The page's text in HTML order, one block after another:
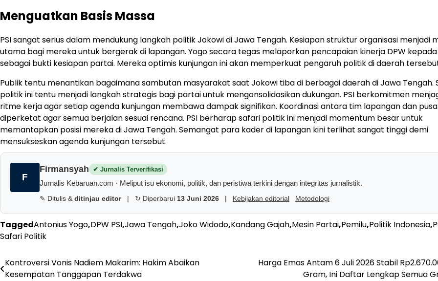
Menguatkan Basis Massa
PSI sangat serius dalam mendukung langkah politik Jokowi di Jawa Tengah. Kesiapan struktur organisasi menjadi
utama bagi mereka untuk bergerak di lapangan. Yogo secara tegas melaporkan pencapaian kinerja DPW
sebagai bukti kesiapan partai. Mereka optimis kunjungan ini akan memperkuat pengaruh politik di daerah
Publik tentu menantikan bagaimana sambutan masyarakat saat Jokowi tiba di berbagai daerah di Jawa Tengah.
politik ini tentu menjadi langkah strategis bagi partai untuk mengonsolidasikan dukungan. PSI berkomitmen
ritme kerja agar setiap agenda kunjungan membawa dampak signifikan. Koordinasi antara tim lapangan dan
diperketat agar semua berjalan sesuai rencana. PSI berharap safari politik ini menjadi momentum besar untuk
memantapkan posisi mereka di Jawa Tengah. Semangat para kader di lapangan kini terlihat sangat tinggi demi
mensukseskan agenda kunjungan tersebut.
F
Firmansyah ✔ Jurnalis Terverifikasi
Jurnalis Kebaruan.com · Meliput isu ekonomi, politik, dan peristiwa terkini dengan integritas jurnalistik.
✎ Ditulis & ditinjau editor| ↻ Diperbarui 13 Juni 2026 | Kebijakan editorial Metodologi
TaggedAntonius Yogo,DPW PSI,Jawa Tengah,Joko Widodo,Kandang Gajah,Mesin Partai,Pemilu,Politik Indonesia,
Safari Politik
Navigasi
Kontroversi Vonis Nadiem Makarim: Hakim Abaikan
Kesempatan Tanggapan Terdakwa
Harga Emas Antam 6 Juli 2026 Stabil
Gram, Ini Daftar Lengkap Semua